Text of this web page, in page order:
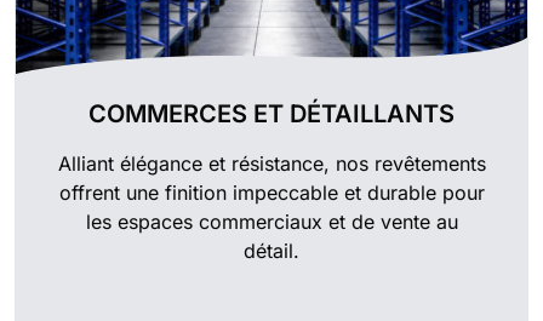
COMMERCES ET DÉTAILLANTS
Alliant élégance et résistance, nos revêtements
offrent une finition impeccable et durable pour
les espaces commerciaux et de vente au
détail.